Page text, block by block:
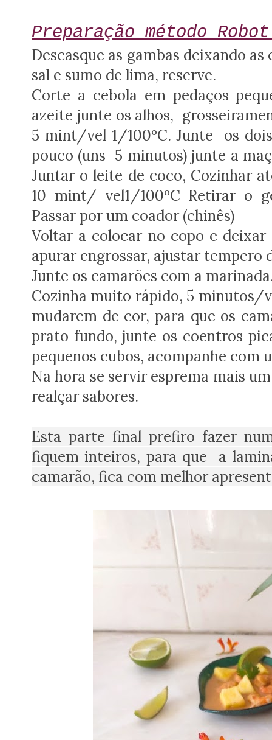
Preparação método
Descasque as gambas deixando
sal e sumo de lima, reserve.
Corte a cebola em pedaços
azeite junte os alhos,
5 mint/vel 1/100ºC. Junte os
pouco (uns 5 minutos) junte a
Juntar o leite de coco, Cozinhar
10 mint/ vel1/100ºC Retirar o
Passar por um coador (chinês)
Voltar a colocar no copo e
apurar engrossar, ajustar tempero
Junte os camarões com a
Cozinha muito rápido, 5 minutos/
mudarem de cor, para que os
prato fundo, junte os coentros
pequenos cubos, acompanhe
Na hora se servir esprema mais
realçar sabores.
Esta parte final prefiro fazer
fiquem inteiros, para que a
camarão, fica com melhor